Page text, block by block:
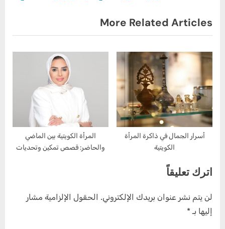
v
i
o
u
s
P
o
s
t
x
t
P
o
t
:
More Related Articles
أسرار الجمال في ذاكرة المرأة
الكويتية
المرأة الكويتية بين الماضي
والحاضر: قصص تمكين وتحديات
اترك تعليقاً
لن يتم نشر عنوان بريدك الإلكتروني. الحقول الإلزامية مشار
إليها بـ*